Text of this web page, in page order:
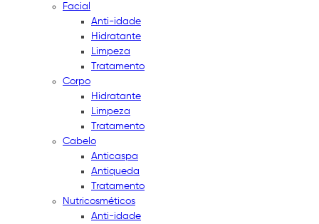
Facial
Anti-idade
Hidratante
Limpeza
Tratamento
Corpo
Hidratante
Limpeza
Tratamento
Cabelo
Anticaspa
Antiqueda
Tratamento
Nutricosméticos
Anti-idade